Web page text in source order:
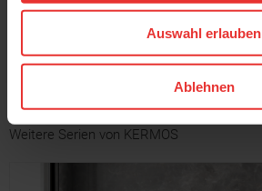
Auswahl erlauben
Ablehnen
Weitere Serien von KERMOS